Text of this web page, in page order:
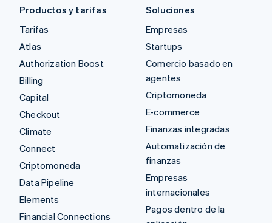
Productos y tarifas
Tarifas
Atlas
Authorization Boost
Billing
Capital
Checkout
Climate
Connect
Criptomoneda
Data Pipeline
Elements
Financial Connections
Soluciones
Empresas
Startups
Comercio basado en
agentes
Criptomoneda
E-commerce
Finanzas integradas
Automatización de
finanzas
Empresas
internacionales
Pagos dentro de la